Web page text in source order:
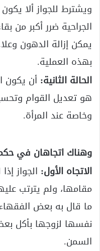
ويشترط للجواز ألا
الجراحية ضرر أكبر من
يمكن إزالة الدهون
بهذه العملية.
الحالة الثانية: أن يكون
هو تعديل القوام
وخاصة عند المرأة.
وهناك اتجاهان في
الاتجاه الأول: الجواز
مقامها، ولم يترتب
ما قال به بعض
نفسها لزوجها بأكل
السمن.